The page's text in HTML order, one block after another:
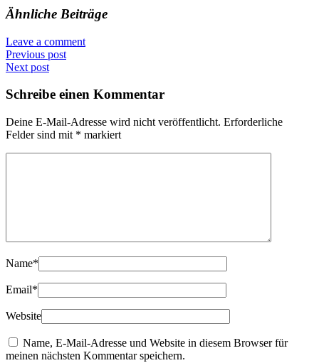
Ähnliche Beiträge
Leave a comment
Previous post
Next post
Schreibe einen Kommentar
Deine E-Mail-Adresse wird nicht veröffentlicht. Erforderliche
Felder sind mit * markiert
Name*
Email*
Website
Name, E-Mail-Adresse und Website in diesem Browser für
meinen nächsten Kommentar speichern.